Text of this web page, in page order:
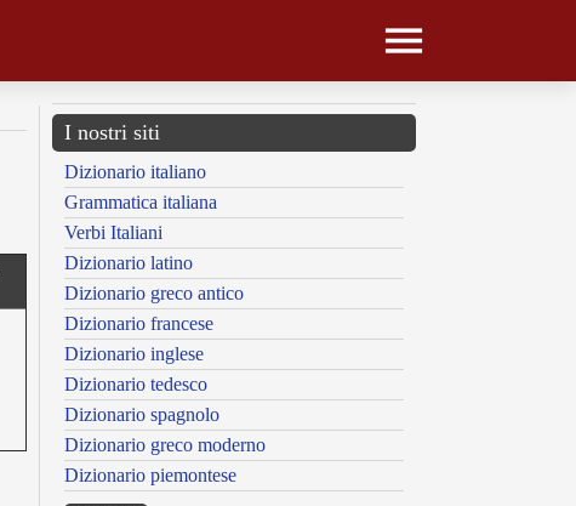
I nostri siti
Dizionario italiano
Grammatica italiana
Verbi Italiani
Dizionario latino
Dizionario greco antico
Dizionario francese
Dizionario inglese
Dizionario tedesco
Dizionario spagnolo
Dizionario greco moderno
Dizionario piemontese